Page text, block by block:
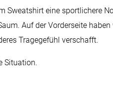
Sweatshirt eine sportlichere
Auf der Vorderseite
Tragegefühl verschafft.
Situation.